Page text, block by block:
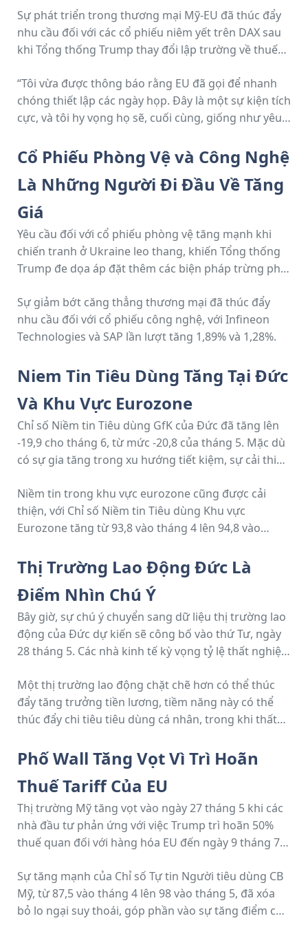
Sự phát triển trong thương mại Mỹ-EU đã thúc đẩy
nhu cầu đối với các cổ phiếu niêm yết trên DAX sau
khi Tổng thống Trump thay đổi lập trường về thuế
việc đạt được thỏa thuận thương mại Mỹ-EU vào
ngày 27 tháng 5, tuyên bố:
“Tôi vừa được thông báo rằng EU đã gọi để nhanh
chóng thiết lập các ngày họp. Đây là một sự kiện tích
cực, và tôi hy vọng họ sẽ, cuối cùng, giống như yêu
châu Âu cho thương mại với Hoa Kỳ. Họ sẽ CẢ HAI
đều rất hạnh phúc và thành công nếu làm điều đó!!!”
Cổ Phiếu Phòng Vệ và Công Nghệ
Là Những Người Đi Đầu Về Tăng
Giá
Yêu cầu đối với cổ phiếu phòng vệ tăng mạnh khi
chiến tranh ở Ukraine leo thang, khiến Tổng thống
Trump đe dọa áp đặt thêm các biện pháp trừng phạt
MTU Aero tăng 1,26%.
Sự giảm bớt căng thẳng thương mại đã thúc đẩy
nhu cầu đối với cổ phiếu công nghệ, với Infineon
Technologies và SAP lần lượt tăng 1,89% và 1,28%.
Niem Tin Tiêu Dùng Tăng Tại Đức
Và Khu Vực Eurozone
Chỉ số Niềm tin Tiêu dùng GfK của Đức đã tăng lên
-19,9 cho tháng 6, từ mức -20,8 của tháng 5. Mặc dù
có sự gia tăng trong xu hướng tiết kiệm, sự cải thiện
lên, hỗ trợ nền kinh tế.
Niềm tin trong khu vực eurozone cũng được cải
thiện, với Chỉ số Niềm tin Tiêu dùng Khu vực
Eurozone tăng từ 93,8 vào tháng 4 lên 94,8 vào
Thị Trường Lao Động Đức Là
Điểm Nhìn Chú Ý
Bây giờ, sự chú ý chuyển sang dữ liệu thị trường lao
động của Đức dự kiến sẽ công bố vào thứ Tư, ngày
28 tháng 5. Các nhà kinh tế kỳ vọng tỷ lệ thất nghiệp
Một thị trường lao động chặt chẽ hơn có thể thúc
đẩy tăng trưởng tiền lương, tiềm năng này có thể
thúc đẩy chi tiêu tiêu dùng cá nhân, trong khi thất
nhân đại diện hơn 50% GDP của Đức, xu hướng chi
tiêu của các hộ gia đình là vô cùng quan trọng đối
với nền kinh tế nước này.
Phố Wall Tăng Vọt Vì Trì Hoãn
Thuế Tariff Của EU
Thị trường Mỹ tăng vọt vào ngày 27 tháng 5 khi các
nhà đầu tư phản ứng với việc Trump trì hoãn 50%
thuế quan đối với hàng hóa EU đến ngày 9 tháng 7.
chỉ số Dow và S&P 500 lần lượt tăng 1,78% và 2,05%.
Sự tăng mạnh của Chỉ số Tự tin Người tiêu dùng CB
Mỹ, từ 87,5 vào tháng 4 lên 98 vào tháng 5, đã xóa
bỏ lo ngại suy thoái, góp phần vào sự tăng điểm của